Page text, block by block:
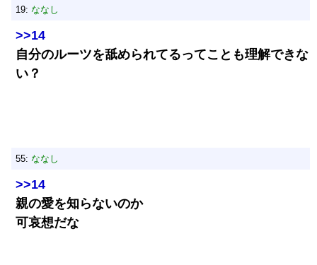
19: ななし
>>14
自分のルーツを舐められてるってことも理解できな
い？
55: ななし
>>14
親の愛を知らないのか
可哀想だな